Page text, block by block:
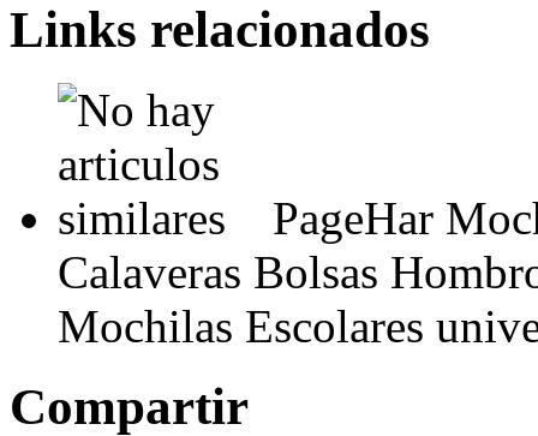
Links relacionados
PageHar
Calaveras Bolsas
Mochilas Escolares
Compartir